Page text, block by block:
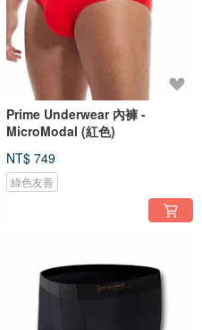
Prime Underwear 內褲 -
MicroModal (紅色)
NT$ 749
綠色友善